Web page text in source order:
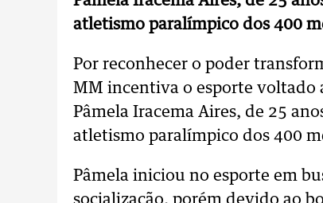
atletismo paralímpico dos 400
Por reconhecer o poder
MM incentiva o esporte voltado
Pâmela Iracema Aires, de 25
atletismo paralímpico dos 400
Pâmela iniciou no esporte em
socialização, porém devido ao